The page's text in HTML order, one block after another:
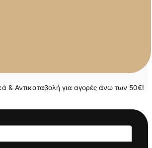
& Αντικαταβολή για αγορές άνω των 50€!